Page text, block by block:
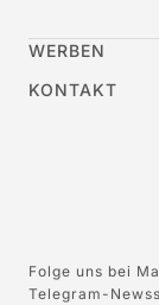
WERBEN
KONTAKT
Folge uns bei
Telegram-